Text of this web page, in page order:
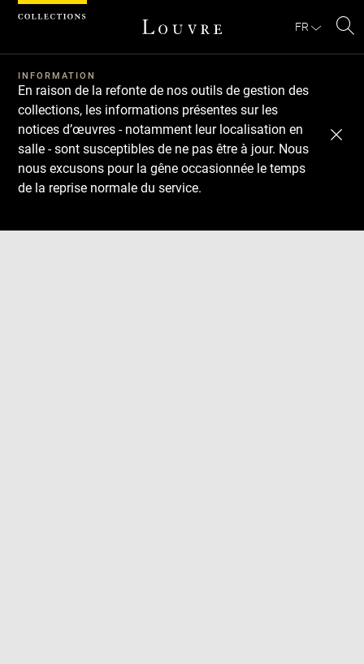
FR
sur
INFORMATION
En raison de la refonte de nos outils de gestion des
collections, les informations présentes sur les
notices d’œuvres - notamment leur localisation en
salle - sont susceptibles de ne pas être à jour. Nous
nous excusons pour la gêne occasionnée le temps
de la reprise normale du service.
Télécharger
Suivant
Précédent
Panneau de gestion des cookies